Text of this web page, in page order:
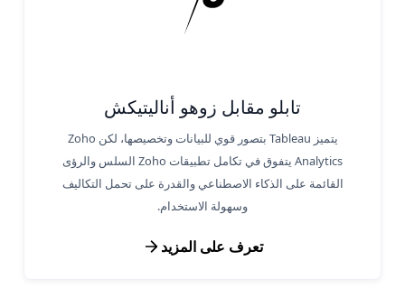
تابلو مقابل زوهو أناليتيكش
يتميز Tableau بتصور قوي للبيانات وتخصيصها، لكن Zoho
Analytics يتفوق في تكامل تطبيقات Zoho السلس والرؤى
القائمة على الذكاء الاصطناعي والقدرة على تحمل التكاليف
وسهولة الاستخدام.
تعرف على المزيد